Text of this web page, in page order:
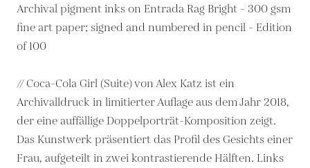
Archival pigment inks on Entrada Rag Bright - 300 gsm
fine art paper; signed and numbered in pencil - Edition
of 100
// Coca-Cola Girl (Suite) von Alex Katz ist ein
Archivalldruck in limitierter Auflage aus dem Jahr 2018,
der eine auffällige Doppelporträt-Komposition zeigt.
Das Kunstwerk präsentiert das Profil des Gesichts einer
Frau, aufgeteilt in zwei kontrastierende Hälften. Links